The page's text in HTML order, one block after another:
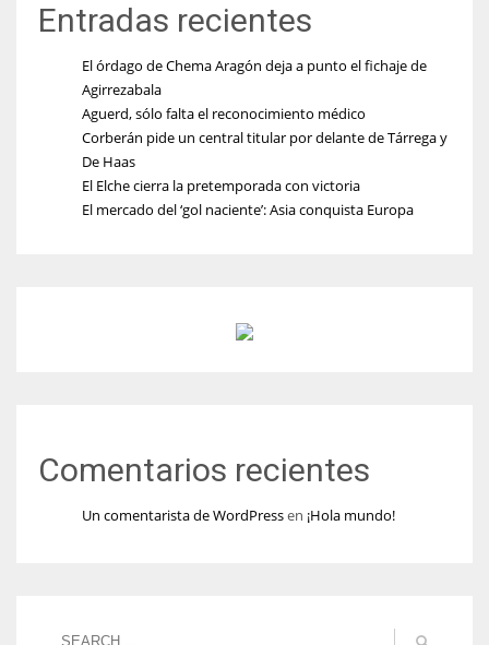
Entradas recientes
El órdago de Chema Aragón deja a punto el fichaje de
Agirrezabala
Aguerd, sólo falta el reconocimiento médico
Corberán pide un central titular por delante de Tárrega y
De Haas
El Elche cierra la pretemporada con victoria
El mercado del ‘gol naciente’: Asia conquista Europa
Comentarios recientes
Un comentarista de WordPressen ¡Hola mundo!